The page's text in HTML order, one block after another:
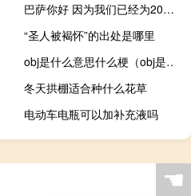
巴萨你好 因为我们已经为2015年的MWC做好了准备
“圣人被褐怀”的出处是哪里
obj是什么意思什么梗（obj是什么意思）
冬天拱棚适合种什么花草
电动车电瓶可以加补充液吗
☚